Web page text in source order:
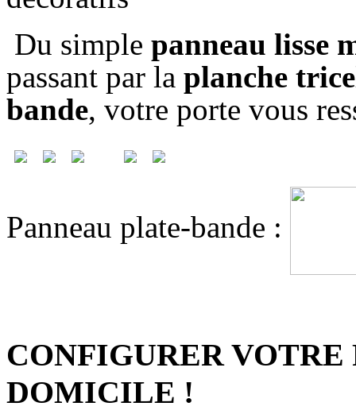
Du simple panneau lisse
passant par la planche
bande, votre porte vous
Panneau plate-bande :
CONFIGURER VOTRE
DOMICILE !